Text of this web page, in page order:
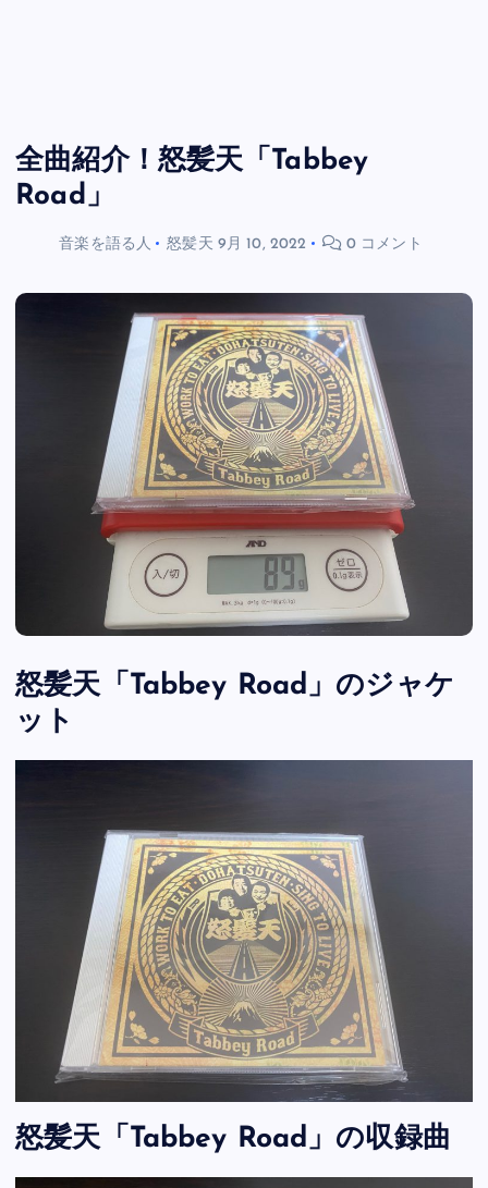
全曲紹介！怒髪天「Tabbey
Road」
音楽を語る人 怒髪天 9月 10, 2022 0 コメント
怒髪天「Tabbey Road」のジャケ
ット
怒髪天「Tabbey Road」の収録曲